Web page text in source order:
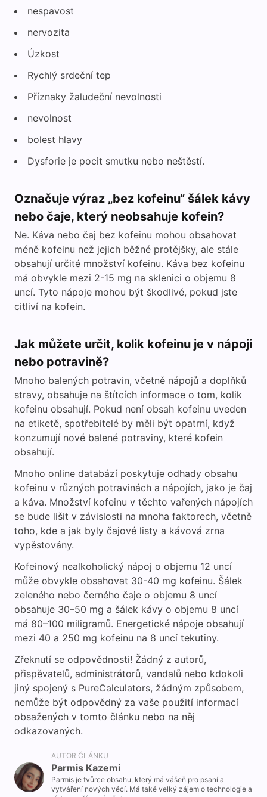
nespavost
nervozita
Úzkost
Rychlý srdeční tep
Příznaky žaludeční nevolnosti
nevolnost
bolest hlavy
Dysforie je pocit smutku nebo neštěstí.
Označuje výraz „bez kofeinu“ šálek kávy
nebo čaje, který neobsahuje kofein?
Ne. Káva nebo čaj bez kofeinu mohou obsahovat
méně kofeinu než jejich běžné protějšky, ale stále
obsahují určité množství kofeinu. Káva bez kofeinu
má obvykle mezi 2-15 mg na sklenici o objemu 8
uncí. Tyto nápoje mohou být škodlivé, pokud jste
citliví na kofein.
Jak můžete určit, kolik kofeinu je v nápoji
nebo potravině?
Mnoho balených potravin, včetně nápojů a doplňků
stravy, obsahuje na štítcích informace o tom, kolik
kofeinu obsahují. Pokud není obsah kofeinu uveden
na etiketě, spotřebitelé by měli být opatrní, když
konzumují nové balené potraviny, které kofein
obsahují.
Mnoho online databází poskytuje odhady obsahu
kofeinu v různých potravinách a nápojích, jako je čaj
a káva. Množství kofeinu v těchto vařených nápojích
se bude lišit v závislosti na mnoha faktorech, včetně
toho, kde a jak byly čajové listy a kávová zrna
vypěstovány.
Kofeinový nealkoholický nápoj o objemu 12 uncí
může obvykle obsahovat 30-40 mg kofeinu. Šálek
zeleného nebo černého čaje o objemu 8 uncí
obsahuje 30–50 mg a šálek kávy o objemu 8 uncí
má 80–100 miligramů. Energetické nápoje obsahují
mezi 40 a 250 mg kofeinu na 8 uncí tekutiny.
Zřeknutí se odpovědnosti! Žádný z autorů,
přispěvatelů, administrátorů, vandalů nebo kdokoli
jiný spojený s PureCalculators, žádným způsobem,
nemůže být odpovědný za vaše použití informací
obsažených v tomto článku nebo na něj
odkazovaných.
AUTOR ČLÁNKU
Parmis Kazemi
Parmis je tvůrce obsahu, který má vášeň pro psaní a
vytváření nových věcí. Má také velký zájem o technologie a